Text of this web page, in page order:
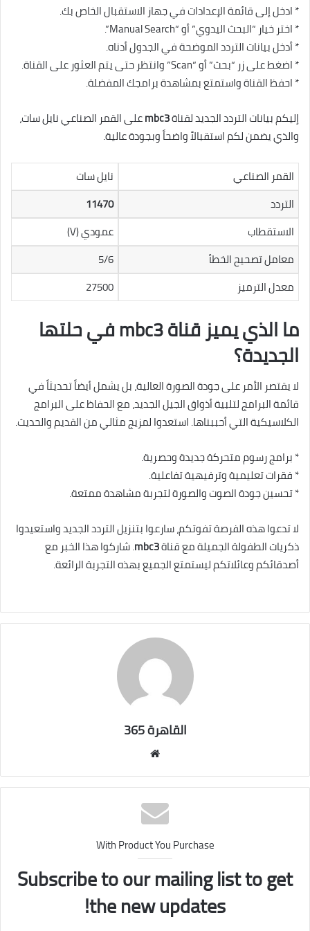
* ادخل إلى قائمة الإعدادات في جهاز الاستقبال الخاص بك.
* اختر خيار “البحث اليدوي” أو “Manual Search”.
* أدخل بيانات التردد الموضحة في الجدول أدناه.
* اضغط على زر “بحث” أو “Scan” وانتظر حتى يتم العثور على القناة.
* احفظ القناة واستمتع بمشاهدة برامجك المفضلة.
إليكم بيانات التردد الجديد لقناةmbc3على القمر الصناعي نايل سات،
والذي يضمن لكم استقبالاً واضحاً وبجودة عالية.
القمر الصناعي
نايل سات
التردد
11470
الاستقطاب
عمودي (V)
معامل تصحيح الخطأ
5/6
معدل الترميز
27500
ما الذي يميز قناة mbc3 في حلتها
الجديدة؟
لا يقتصر الأمر على جودة الصورة العالية، بل يشمل أيضاً تحديثاً في
قائمة البرامج لتلبية أذواق الجيل الجديد، مع الحفاظ على البرامج
الكلاسيكية التي أحببناها. استعدوا لمزيج مثالي من القديم والحديث.
* برامج رسوم متحركة جديدة وحصرية.
* فقرات تعليمية وترفيهية تفاعلية.
* تحسين جودة الصوت والصورة لتجربة مشاهدة ممتعة.
لا تدعوا هذه الفرصة تفوتكم، سارعوا بتنزيل التردد الجديد واستعيدوا
ذكريات الطفولة الجميلة مع قناةmbc3. شاركوا هذا الخبر مع
أصدقائكم وعائلاتكم ليستمتع الجميع بهذه التجربة الرائعة.
القاهرة 365
With Product You Purchase
Subscribe to our mailing list to get
the new updates!